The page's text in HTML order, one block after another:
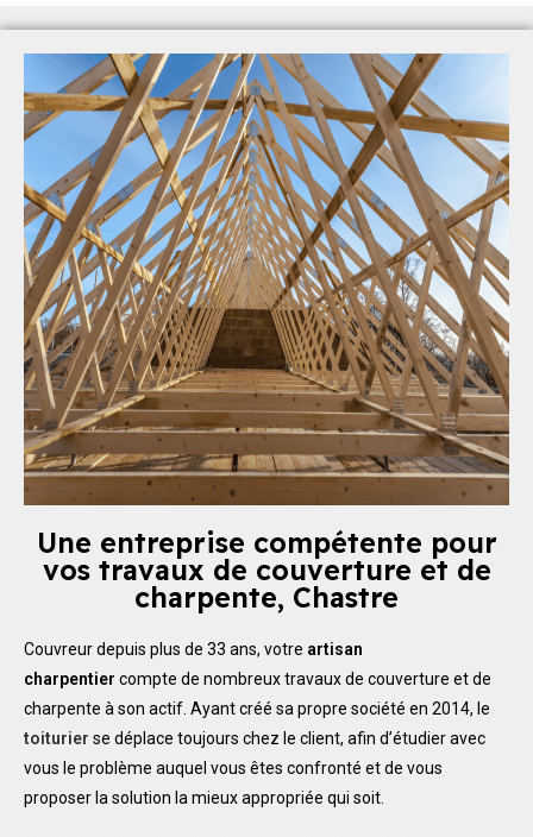
Une entreprise compétente pour
vos travaux de couverture et de
charpente, Chastre
Couvreur depuis plus de 33 ans, votre artisan
charpentier compte de nombreux travaux de couverture et de
charpente à son actif. Ayant créé sa propre société en 2014, le
toiturier se déplace toujours chez le client, afin d’étudier avec
vous le problème auquel vous êtes confronté et de vous
proposer la solution la mieux appropriée qui soit.